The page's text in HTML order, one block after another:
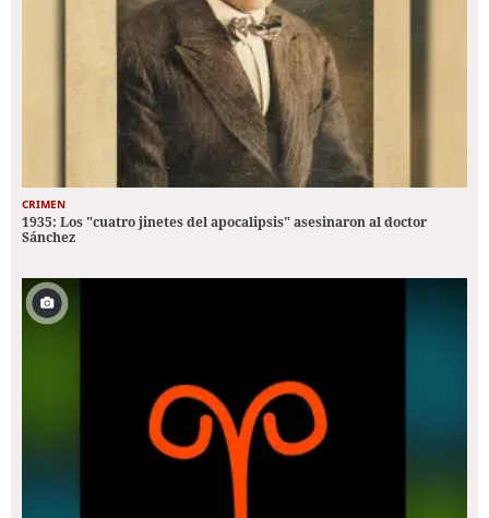
CRIMEN
1935: Los "cuatro jinetes del apocalipsis" asesinaron al doctor
Sánchez